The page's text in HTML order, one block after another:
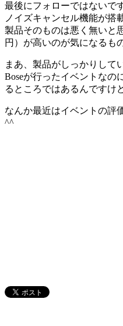
最後にフォローではないで
ノイズキャンセル機能が搭
製品そのものは悪く無いと
円）が高いのが気になるも
まあ、製品がしっかりして
Boseが行ったイベントなの
るところではあるんですけ
なんか最近はイベントの評
^^